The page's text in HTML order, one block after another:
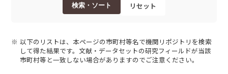
検索・ソート リセット
以下のリストは、本ページの市町村等名で機関リポジトリを検索
して得た結果です。文献・データセットの研究フィールドが当該
市町村等と一致しない場合がありますのでご注意ください。